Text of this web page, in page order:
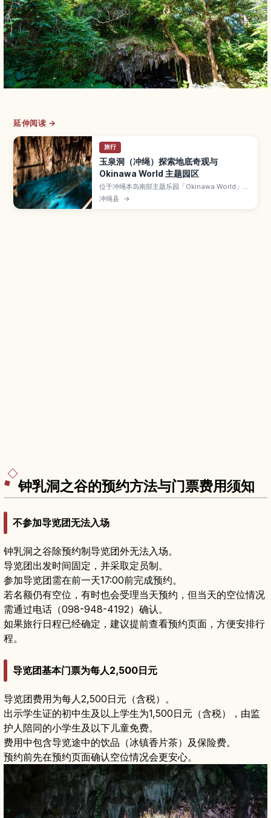
延伸阅读 →
旅行
玉泉洞（冲绳）探索地底奇观与
Okinawa World 主题园区
位于冲绳本岛南部主题乐园「Okinawa World」内
的玉泉洞，是全长超过5公里、其中约890米对游
客开放的巨大钟乳石洞。本文介绍数量惊人的钟乳
冲绳县 →
钟乳洞之谷的预约方法与门票费用须知
不参加导览团无法入场
钟乳洞之谷除预约制导览团外无法入场。
导览团出发时间固定，并采取定员制。
参加导览团需在前一天17:00前完成预约。
若名额仍有空位，有时也会受理当天预约，但当天的空位情况
需通过电话（098-948-4192）确认。
如果旅行日程已经确定，建议提前查看预约页面，方便安排行
程。
导览团基本门票为每人2,500日元
导览团费用为每人2,500日元（含税）。
出示学生证的初中生及以上学生为1,500日元（含税），由监
护人陪同的小学生及以下儿童免费。
费用中包含导览途中的饮品（冰镇香片茶）及保险费。
预约前先在预约页面确认空位情况会更安心。